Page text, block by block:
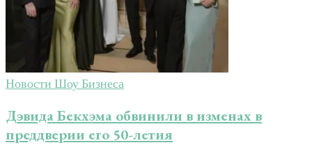
Новости Шоу Бизнеса
Дэвида Бекхэма обвинили в изменах в
преддверии его 50-летия